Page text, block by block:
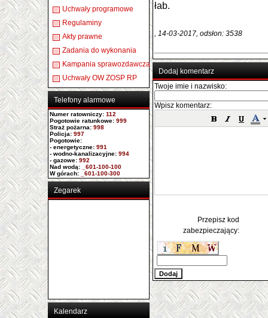
Uchwały programowe
Regulaminy
Akty prawne
Zadania do wykonania
Kampania sprawozdawcza
Uchwały OW ZOSP RP
Telefony alarmowe
Numer ratowniczy: 112
Pogotowie ratunkowe: 999
Straż pożarna: 998
Policja: 997
Pogotowie:
- energetyczne: 991
- wodno-kanalizacyjne: 994
- gazowe: 992
Nad wodą: _601-100-100
W górach: _601-100-300
Zegarek
Kalendarz
łab.
, 14-03-2017, odsłon: 3538
Dodaj komentarz
Twoje imie i nazwisko:
Wpisz komentarz:
Przepisz kod
zabezpieczający: